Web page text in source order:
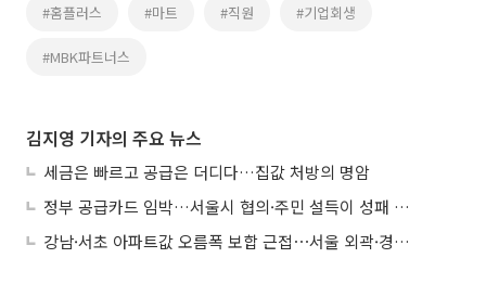
#홈플러스 #마트 #직원 #기업회생
#MBK파트너스
김지영 기자의 주요 뉴스
세금은 빠르고 공급은 더디다…집값 처방의 명암
정부 공급카드 임박…서울시 협의·주민 설득이 성패 가른다
강남·서초 아파트값 오름폭 보합 근접⋯서울 외곽·경기 남부 중심 매수세